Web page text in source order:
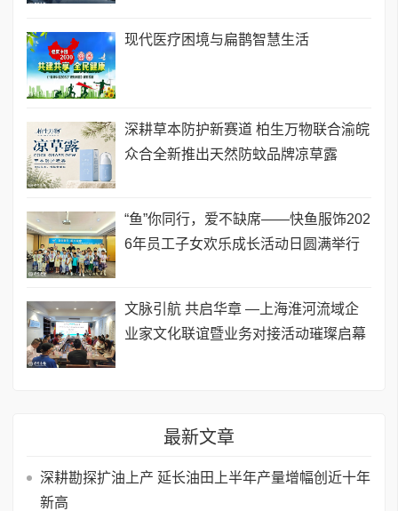
现代医疗困境与扁鹊智慧生活
深耕草本防护新赛道 柏生万物联合渝皖
众合全新推出天然防蚊品牌凉草露
“鱼”你同行，爱不缺席——快鱼服饰202
6年员工子女欢乐成长活动日圆满举行
文脉引航 共启华章 —上海淮河流域企
业家文化联谊暨业务对接活动璀璨启幕
最新文章
深耕勘探扩油上产 延长油田上半年产量增幅创近十年
新高